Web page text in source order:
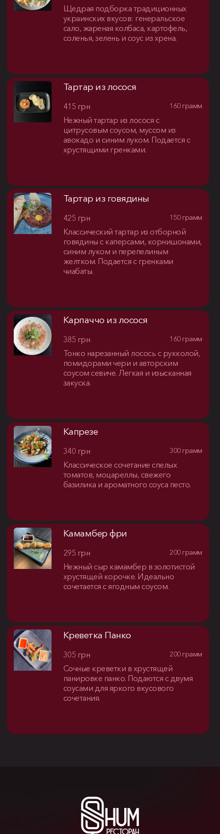
Щедрая подборка традиционных
украинских вкусов: генеральское
сало, жареная колбаса, картофель,
соленья, зелень и соус из хрена.
Тартар из лосося
415 грн 160 грамм
Нежный тартар из лосося с
цитрусовым соусом, муссом из
авокадо и синим луком. Подается с
хрустящими гренками.
Тартар из говядины
425 грн 150 грамм
Классический тартар из отборной
говядины с каперсами, корнишонами,
синим луком и перепелиным
желтком. Подается с гренками
чиабаты.
Карпаччо из лосося
385 грн 160 грамм
Тонко нарезанный лосось с рукколой,
помидорами чери и авторским
соусом севиче. Легкая и изысканная
закуска.
Капрезе
340 грн 300 грамм
Классическое сочетание спелых
томатов, моцареллы, свежего
базилика и ароматного соуса песто.
Камамбер фри
295 грн 200 грамм
Нежный сыр камамбер в золотистой
хрустящей корочке. Идеально
сочетается с ягодным соусом.
Креветка Панко
305 грн 200 грамм
Сочные креветки в хрустящей
панировке панко. Подаются с двумя
соусами для яркого вкусового
сочетания.